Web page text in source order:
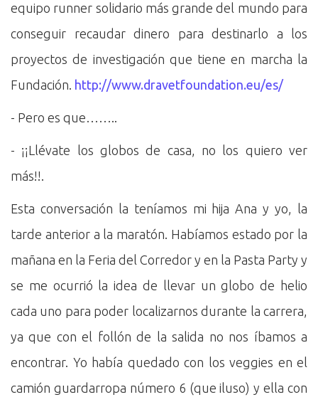
equipo runner solidario más grande del mundo para
conseguir recaudar dinero para destinarlo a los
proyectos de investigación que tiene en marcha la
Fundación. http://www.dravetfoundation.eu/es/
- Pero es que……..
- ¡¡Llévate los globos de casa, no los quiero ver
más!!.
Esta conversación la teníamos mi hija Ana y yo, la
tarde anterior a la maratón. Habíamos estado por la
mañana en la Feria del Corredor y en la Pasta Party y
se me ocurrió la idea de llevar un globo de helio
cada uno para poder localizarnos durante la carrera,
ya que con el follón de la salida no nos íbamos a
encontrar. Yo había quedado con los veggies en el
camión guardarropa número 6 (que iluso) y ella con